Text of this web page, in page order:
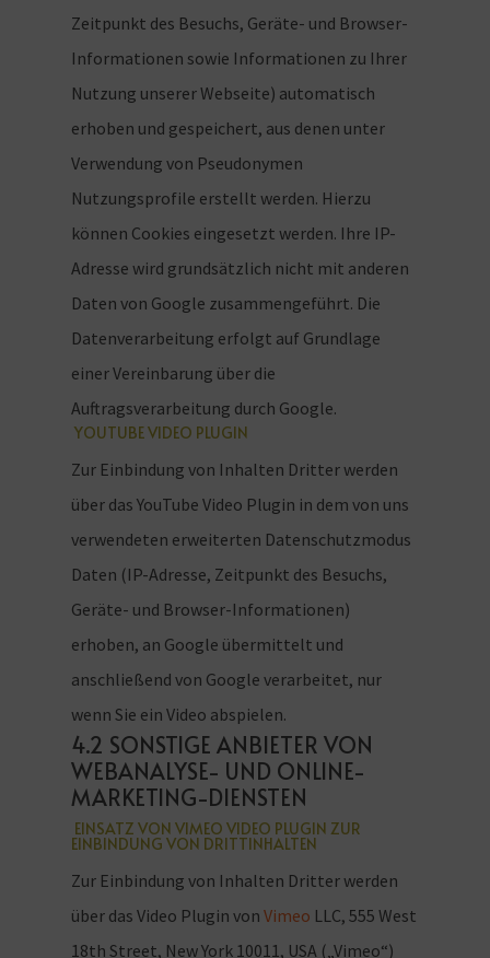
Zeitpunkt des Besuchs, Geräte- und Browser-
Informationen sowie Informationen zu Ihrer
Nutzung unserer Webseite) automatisch
erhoben und gespeichert, aus denen unter
Verwendung von Pseudonymen
Nutzungsprofile erstellt werden. Hierzu
können Cookies eingesetzt werden. Ihre IP-
Adresse wird grundsätzlich nicht mit anderen
Daten von Google zusammengeführt. Die
Datenverarbeitung erfolgt auf Grundlage
einer Vereinbarung über die
Auftragsverarbeitung durch Google.
YOUTUBE VIDEO PLUGIN
Zur Einbindung von Inhalten Dritter werden
über das YouTube Video Plugin in dem von uns
verwendeten erweiterten Datenschutzmodus
Daten (IP-Adresse, Zeitpunkt des Besuchs,
Geräte- und Browser-Informationen)
erhoben, an Google übermittelt und
anschließend von Google verarbeitet, nur
wenn Sie ein Video abspielen.
4.2 SONSTIGE ANBIETER VON
WEBANALYSE- UND ONLINE-
MARKETING-DIENSTEN
EINSATZ VON VIMEO VIDEO PLUGIN ZUR
EINBINDUNG VON DRITTINHALTEN
Zur Einbindung von Inhalten Dritter werden
über das Video Plugin von Vimeo LLC, 555 West
18th Street, New York 10011, USA („Vimeo“)